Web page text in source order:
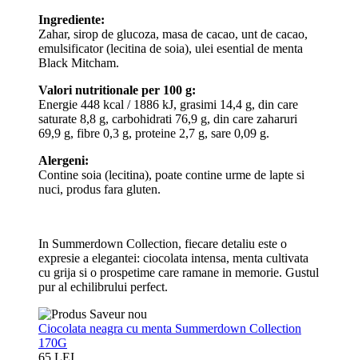
Ingrediente:
Zahar, sirop de glucoza, masa de cacao, unt de cacao,
emulsificator (lecitina de soia), ulei esential de menta
Black Mitcham.
Valori nutritionale per 100 g:
Energie 448 kcal / 1886 kJ, grasimi 14,4 g, din care
saturate 8,8 g, carbohidrati 76,9 g, din care zaharuri
69,9 g, fibre 0,3 g, proteine 2,7 g, sare 0,09 g.
Alergeni:
Contine soia (lecitina), poate contine urme de lapte si
nuci, produs fara gluten.
In Summerdown Collection, fiecare detaliu este o
expresie a elegantei: ciocolata intensa, menta cultivata
cu grija si o prospetime care ramane in memorie. Gustul
pur al echilibrului perfect.
Ciocolata neagra cu menta Summerdown Collection
170G
65 LEI